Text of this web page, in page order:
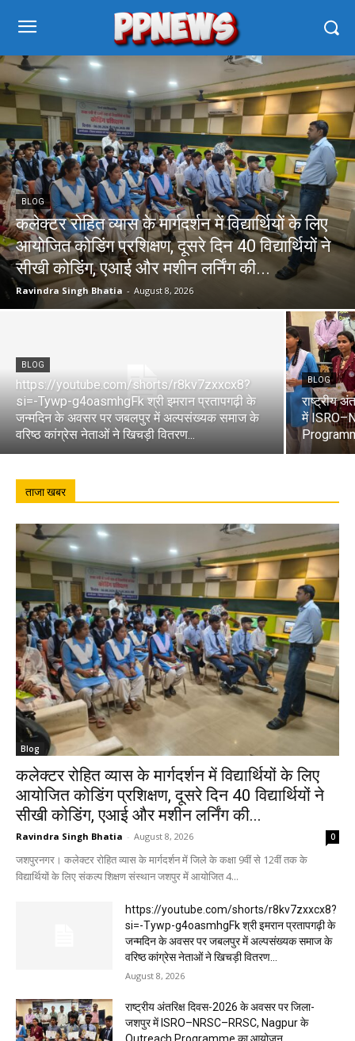
BLOG
कलेक्टर रोहित व्यास के मार्गदर्शन में विद्यार्थियों के लिए
आयोजित कोडिंग प्रशिक्षण, दूसरे दिन 40 विद्यार्थियों ने
सीखी कोडिंग, एआई और मशीन लर्निंग की...
Ravindra Singh Bhatia - August 8, 2026
BLOG
https://youtube.com/shorts/r8kv7zxxcx8?
si=-Tywp-g4oasmhgFk श्री इमरान प्रतापगढ़ी के
जन्मदिन के अवसर पर जबलपुर में अल्पसंख्यक समाज के
वरिष्ठ कांग्रेस नेताओं ने खिचड़ी वितरण...
BLOG
राष्ट्रीय
में
ताजा खबर
Blog
कलेक्टर रोहित व्यास के मार्गदर्शन में विद्यार्थियों के लिए
आयोजित कोडिंग प्रशिक्षण, दूसरे दिन 40 विद्यार्थियों ने
सीखी कोडिंग, एआई और मशीन लर्निंग की...
Ravindra Singh Bhatia - August 8, 2026 0
जशपुरनगर। कलेक्टर रोहित व्यास के मार्गदर्शन में जिले के कक्षा 9वीं से 12वीं तक के
विद्यार्थियों के लिए संकल्प शिक्षण संस्थान जशपुर में आयोजित 4...
https://youtube.com/shorts/r8kv7zxxcx8?
si=-Tywp-g4oasmhgFk श्री इमरान प्रतापगढ़ी के
जन्मदिन के अवसर पर जबलपुर में अल्पसंख्यक समाज के
वरिष्ठ कांग्रेस नेताओं ने खिचड़ी वितरण...
August 8, 2026
राष्ट्रीय अंतरिक्ष दिवस-2026 के अवसर पर जिला-
जशपुर में ISRO–NRSC–RRSC, Nagpur के